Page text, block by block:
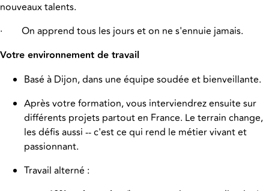
nouveaux talents.
·
On apprend tous les jours et on ne s'ennuie jamais.
Votre environnement de travail
Basé à Dijon, dans une équipe soudée et bienveillante.
Après votre formation, vous interviendrez ensuite sur
différents projets partout en France. Le terrain change,
les défis aussi -- c'est ce qui rend le métier vivant et
passionnant.
Travail alterné :